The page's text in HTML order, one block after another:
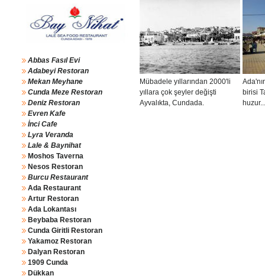
Abbas Fasıl Evi
Adabeyi Restoran
Mekan Meyhane
Cunda Meze Restoran
Deniz Restoran
Evren Kafe
İnci Cafe
Lyra Veranda
Lale & Baynihat
Moshos Taverna
Nesos Restoran
Burcu Restaurant
Ada Restaurant
Artur Restoran
Ada Lokantası
Beybaba Restoran
Cunda Giritli Restoran
Yakamoz Restoran
Dalyan Restoran
1909 Cunda
Dükkan
Mübadele yıllarından 2000'li
yıllara çok şeyler değişti
Ayvalıkta, Cundada.
birisi
huzur...